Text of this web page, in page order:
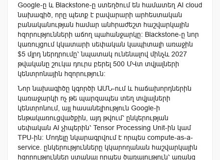
Google-ը և Blackstone-ը ստեղծում են համատեղ AI cloud
նախագիծ, որը պետք է բավարարի արհեստական
բանականության համար անհրաժեշտ հաշվարկային
հզորությունների աճող պահանջարկը։ Blackstone-ը նոր
կառույցում կկատարի սեփական կապիտալի առաջին
$5 մլրդ ներդրումը՝ նպատակ ունենալով մինչև 2027
թվականը շուկա դուրս բերել 500 ՄՎտ տվյալների
կենտրոնային հզորություն։
Նոր նախագիծը կգործի ԱՄՆ-ում և հաճախորդներին
կառաջարկի ոչ թե պարզապես տեղ տվյալների
կենտրոնում, այլ հասանելիություն Google-ի
ենթակառուցվածքին, այդ թվում՝ ընկերության
սեփական AI չիպերին՝ Tensor Processing Unit-ին կամ
TPU-ին։ Մոդելը նկարագրվում է որպես compute-as-a-
service. ընկերությունները կկարողանան հաշվարկային
հզորություններ ստանալ որպես ծառայություն՝ առանց